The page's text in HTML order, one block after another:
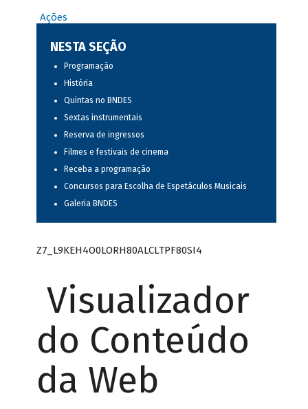
Ações
NESTA SEÇÃO
Programação
História
Quintas no BNDES
Sextas instrumentais
Reserva de ingressos
Filmes e festivais de cinema
Receba a programação
Concursos para Escolha de Espetáculos Musicais
Galeria BNDES
Z7_L9KEH4O0LORH80ALCLTPF80SI4
Visualizador
do Conteúdo
da Web